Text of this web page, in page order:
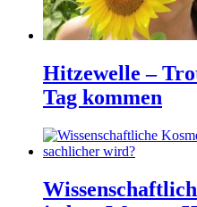
Hitzewelle –
Tag kommen